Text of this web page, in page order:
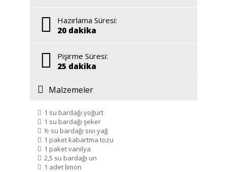
Hazırlama Süresi:
20 dakika
Pişirme Süresi:
25 dakika
Malzemeler
1 su bardağı yoğurt
1 su bardağı şeker
½ su bardağı sıvı yağ
1 paket kabartma tozu
1 paket vanilya
2,5 su bardağı un
1 adet limon